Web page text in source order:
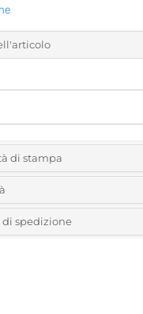
di stampa
e il colore del vostro
di spedizione